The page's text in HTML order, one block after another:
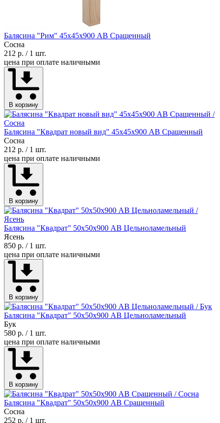
Балясина "Рим" 45х45х900 АВ Сращенный
Сосна
212 р. / 1 шт.
цена при оплате наличными
В корзину
Балясина "Квадрат новый вид" 45х45х900 АВ Сращенный
Сосна
212 р. / 1 шт.
цена при оплате наличными
В корзину
Балясина "Квадрат" 50х50х900 АВ Цельноламельный
Ясень
850 р. / 1 шт.
цена при оплате наличными
В корзину
Балясина "Квадрат" 50х50х900 АВ Цельноламельный
Бук
580 р. / 1 шт.
цена при оплате наличными
В корзину
Балясина "Квадрат" 50х50х900 АВ Сращенный
Сосна
252 р. / 1 шт.